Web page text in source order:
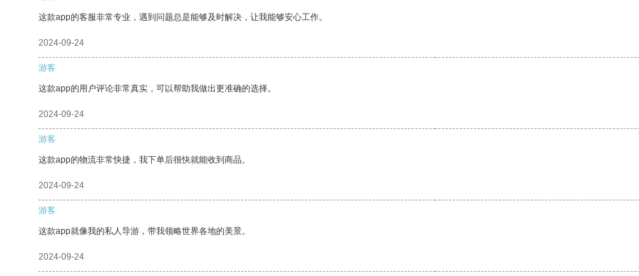
这款app的客服非常专业，遇到问题总是能够及时解决，让我能够安心工作。
2024-09-24
游客
这款app的用户评论非常真实，可以帮助我做出更准确的选择。
2024-09-24
游客
这款app的物流非常快捷，我下单后很快就能收到商品。
2024-09-24
游客
这款app就像我的私人导游，带我领略世界各地的美景。
2024-09-24